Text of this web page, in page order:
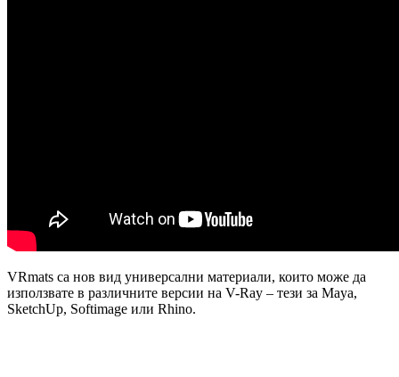
VRmats са нов вид универсални материали, които може да
използвате в различните версии на V-Ray – тези за Maya,
SketchUp, Softimage или Rhino.